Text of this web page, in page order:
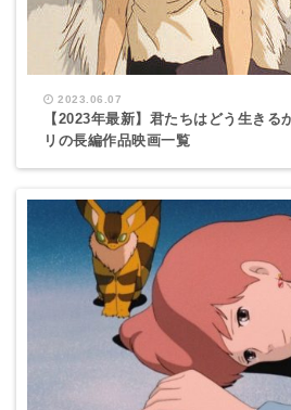
2023.06.07
【2023年最新】君たちはどう生きる
リの長編作品映画一覧